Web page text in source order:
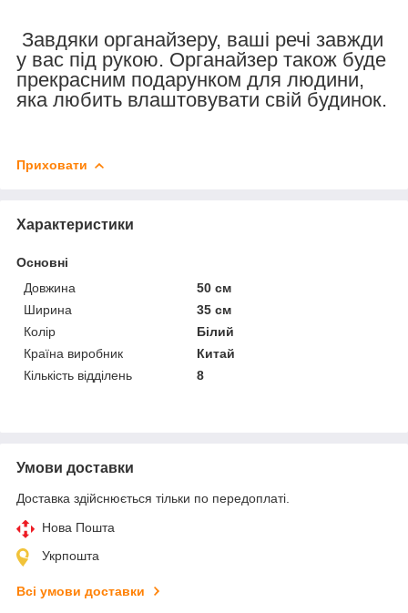
Завдяки органайзеру, ваші речі завжди
у вас під рукою. Органайзер також буде
прекрасним подарунком для людини,
яка любить влаштовувати свій будинок.
Приховати
Характеристики
Основні
Довжина
50 см
Ширина
35 см
Колір
Білий
Країна виробник
Китай
Кількість відділень
8
Умови доставки
Доставка здійснюється тільки по передоплаті.
Нова Пошта
Укрпошта
Всі умови доставки